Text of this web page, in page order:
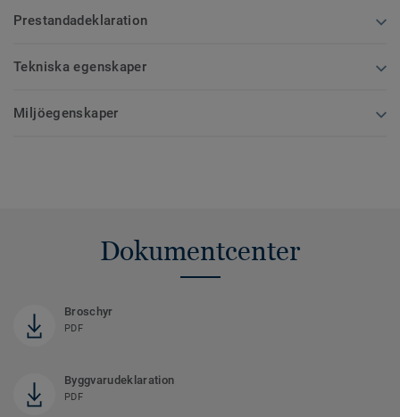
Prestandadeklaration
Tekniska egenskaper
Miljöegenskaper
Dokumentcenter
Broschyr
PDF
Byggvarudeklaration
PDF